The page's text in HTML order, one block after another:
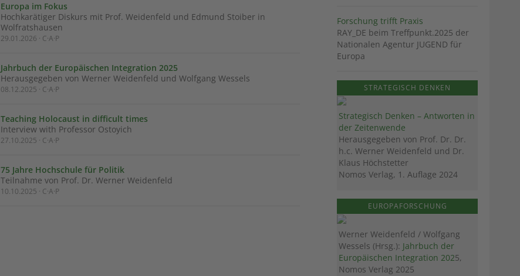
Europa im Fokus
Hochkarätiger Diskurs mit Prof. Weidenfeld und Edmund Stoiber in
Wolfratshausen
29.01.2026 · C·A·P
Jahrbuch der Europäischen Integration 2025
Herausgegeben von Werner Weidenfeld und Wolfgang Wessels
08.12.2025 · C·A·P
Teaching Holocaust in difficult times
Interview with Professor Ostoyich
27.10.2025 · C·A·P
75 Jahre Hochschule für Politik
Teilnahme von Prof. Dr. Werner Weidenfeld
10.10.2025 · C·A·P
Forschung trifft Praxis
RAY_DE beim Treffpunkt.2025 der
Nationalen Agentur JUGEND für
Europa
STRATEGISCH DENKEN
Strategisch Denken – Antworten in
der Zeitenwende
Herausgegeben von Prof. Dr. Dr.
h.c. Werner Weidenfeld und Dr.
Klaus Höchstetter
Nomos Verlag, 1. Auflage 2024
EUROPAFORSCHUNG
Werner Weidenfeld / Wolfgang
Wessels (Hrsg.): Jahrbuch der
Europäischen Integration 2025,
Nomos Verlag 2025